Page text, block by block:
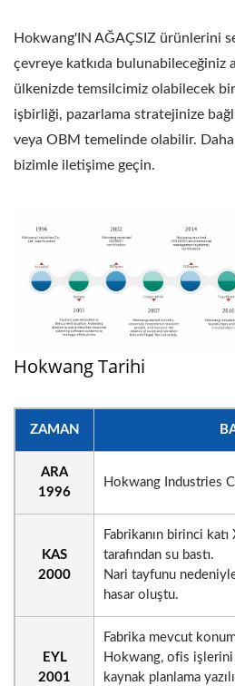
Hokwang'IN AĞAÇSIZ ürünlerini
çevreye katkıda bulunabileceğiniz
ülkenizde temsilcimiz olabilecek
işbirliği, pazarlama stratejinize
veya OBM temelinde olabilir.
bizimle iletişime geçin.
Hokwang Tarihi
ZAMAN
ARA
1996
Hokwang Industries
KAS
2000
Fabrikanın birinci
tarafından su bastı.
Nari tayfunu
hasar oluştu.
EYL
2001
Fabrika mevcut
Hokwang, ofis
kaynak planlama